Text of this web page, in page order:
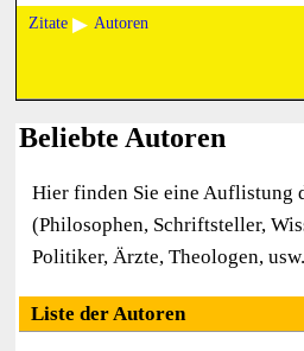
Zitate Autoren
Beliebte Autoren
Hier finden Sie eine Auflistung
(Philosophen, Schriftsteller,
Politiker, Ärzte, Theologen,
Liste der Autoren